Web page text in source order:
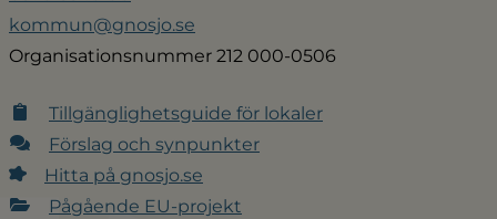
kommun@gnosjo.se
Organisationsnummer 212 000-0506
Tillgänglighetsguide för lokaler
Förslag och synpunkter
Hitta på gnosjo.se
Pågående EU-projekt